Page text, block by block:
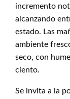
incremento
alcanzando
estado. Las
ambiente
seco, con
ciento.
Se invita a la